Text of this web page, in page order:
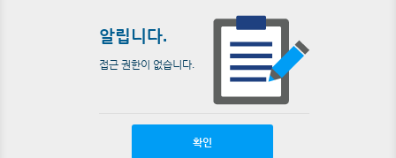
알립니다.
접근 권한이 없습니다.